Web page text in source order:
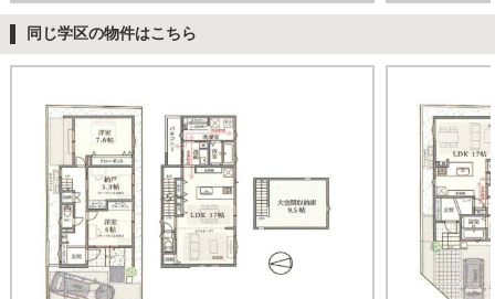
同じ学区の物件はこちら